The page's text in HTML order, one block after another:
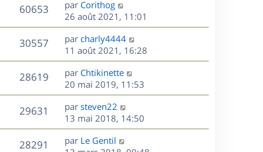
e
s
n
i
e
r
m
e
s
s
a
g
e
60653V
u
s
D
e
r
n
i
e
r
m
e
s
s
a
g
par Corithog
26 août 2021, 11:01
30557V
u
D
e
r
n
i
e
r
m
e
s
par charly4444
11 août 2021, 16:28
28619V
u
D
e
r
n
i
e
r
par Chtikinette
20 mai 2019, 11:53
29631
u
D
e
r
n
par steven22
13 mai 2018, 14:50
28291
D
par Le Gentil